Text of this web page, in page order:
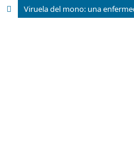
Viruela del mono: una